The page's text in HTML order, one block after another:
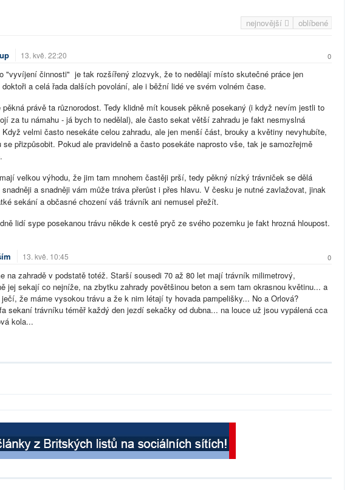
nejnovější oblíbené
13. kvě. 22:20 0
"vyvíjení činnosti" je tak rozšířený zlozvyk, že to nedělají místo skutečné práce jen
a celá řada dalších povolání, ale i běžní lidé ve svém volném čase.
pěkná právě ta různorodost. Tedy klidně mít kousek pěkně posekaný (i když nevím jestli to
za tu námahu - já bych to nedělal), ale často sekat větší zahradu je fakt nesmyslná
velmi často nesekáte celou zahradu, ale jen menší část, brouky a květiny nevyhubíte,
se přizpůsobit. Pokud ale pravidelně a často posekáte naprosto vše, tak je samozřejmě
velkou výhodu, že jim tam mnohem častěji prší, tedy pěkný nízký trávniček se dělá
snadněji a snadněji vám může tráva přerůst i přes hlavu. V česku je nutné zavlažovat, jinak
sekání a občasné chození váš trávník ani nemusel přežít.
lidí sype posekanou trávu někde k cestě pryč ze svého pozemku je fakt hrozná hloupost.
13. kvě. 10:45 0
na zahradě v podstatě totéž. Starší sousedi 70 až 80 let mají trávník milimetrový,
jej sekají co nejníže, na zbytku zahrady povětšinou beton a sem tam okrasnou květinu... a
ječí, že máme vysokou trávu a že k nim létají ty hovada pampelišky... No a Orlová?
sekaní trávníku téměř každý den jezdí sekačky od dubna... na louce už jsou vypálená cca
kola...